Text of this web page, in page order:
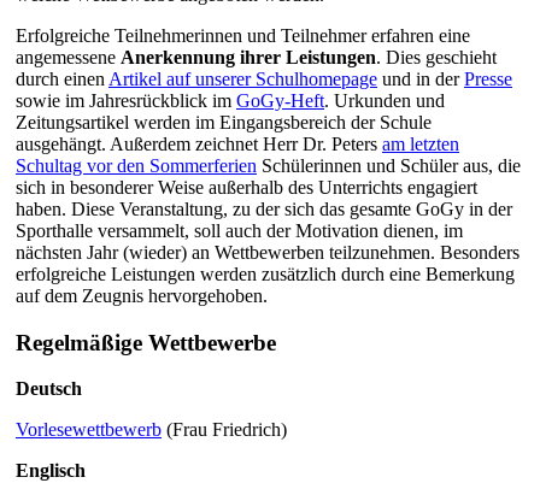
Erfolgreiche Teilnehmerinnen und Teilnehmer erfahren eine
angemessene Anerkennung ihrer Leistungen. Dies geschieht
durch einen Artikel auf unserer Schulhomepage und in derPresse
sowie im Jahresrückblick im GoGy-Heft. Urkunden und
Zeitungsartikel werden im Eingangsbereich der Schule
ausgehängt. Außerdem zeichnet Herr Dr. Peters am letzten
Schultag vor den Sommerferien Schülerinnen und Schüler aus, die
sich in besonderer Weise außerhalb des Unterrichts engagiert
haben. Diese Veranstaltung, zu der sich das gesamte GoGy in der
Sporthalle versammelt, soll auch der Motivation dienen, im
nächsten Jahr (wieder) an Wettbewerben teilzunehmen. Besonders
erfolgreiche Leistungen werden zusätzlich durch eine Bemerkung
auf dem Zeugnis hervorgehoben.
Regelmäßige Wettbewerbe
Deutsch
Vorlesewettbewerb (Frau Friedrich)
Englisch